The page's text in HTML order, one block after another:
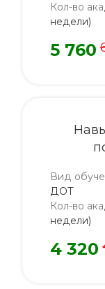
Кол-во
недели)
5 760
Вид
ДОТ
Кол-во
недели)
4 320